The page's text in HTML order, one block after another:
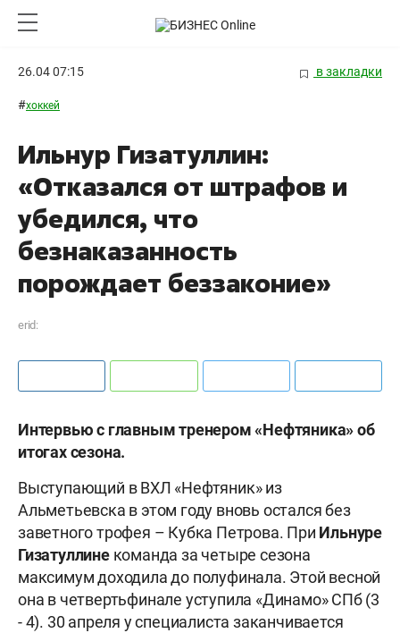
26.04 07:15 в закладки
#хоккей
Ильнур Гизатуллин:
«Отказался от штрафов и
убедился, что
безнаказанность
порождает беззаконие»
erid:
Интервью с главным тренером «Нефтяника» об
итогах сезона.
Выступающий в ВХЛ «Нефтяник» из
Альметьевска в этом году вновь остался без
заветного трофея – Кубка Петрова. При Ильнуре
Гизатуллинекоманда за четыре сезона
максимум доходила до полуфинала. Этой весной
она в четвертьфинале уступила «Динамо» СПб (3
- 4). 30 апреля у специалиста заканчивается